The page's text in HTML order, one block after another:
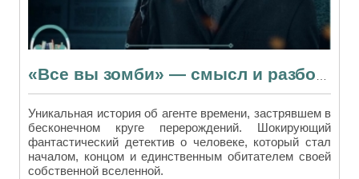
«Все вы зомби» — смысл и разбор временной петли в рассказе Хайнлайна
Уникальная история об агенте времени, застрявшем в
бесконечном круге перерождений. Шокирующий
фантастический детектив о человеке, который стал
началом, концом и единственным обитателем своей
собственной вселенной.